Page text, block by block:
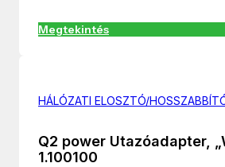
Megtekintés
HÁLÓZATI ELOSZTÓ/
Q2 power Utazóadapter,
1.100100